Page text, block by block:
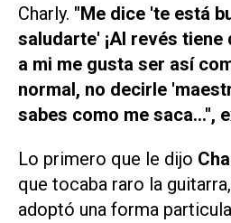
Charly. "Me dice 'te está
saludarte' ¡Al revés tiene
a mi me gusta ser así
normal, no decirle
sabes como me saca...",
Lo primero que le dijo
que tocaba raro la
adoptó una forma